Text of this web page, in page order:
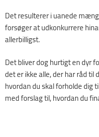
Det resulterer i uanede
forsøger at udkonkurrere
allerbilligst.
Det bliver dog hurtigt en dyr
det er ikke alle, der har råd
hvordan du skal forholde dig
med forslag til, hvordan du